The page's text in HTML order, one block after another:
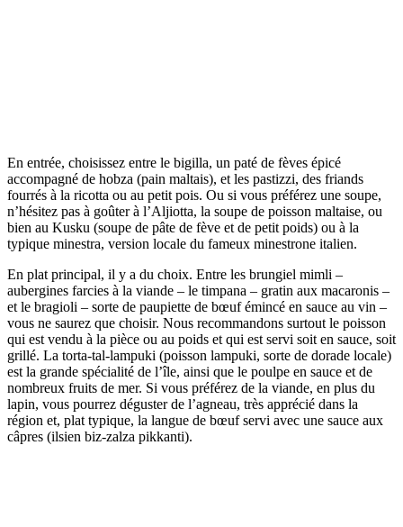
En entrée, choisissez entre le bigilla, un paté de fèves épicé
accompagné de hobza (pain maltais), et les pastizzi, des friands
fourrés à la ricotta ou au petit pois. Ou si vous préférez une soupe,
n’hésitez pas à goûter à l’Aljiotta, la soupe de poisson maltaise, ou
bien au Kusku (soupe de pâte de fève et de petit poids) ou à la
typique minestra, version locale du fameux minestrone italien.
En plat principal, il y a du choix. Entre les brungiel mimli –
aubergines farcies à la viande – le timpana – gratin aux macaronis –
et le bragioli – sorte de paupiette de bœuf émincé en sauce au vin –
vous ne saurez que choisir. Nous recommandons surtout le poisson
qui est vendu à la pièce ou au poids et qui est servi soit en sauce, soit
grillé. La torta-tal-lampuki (poisson lampuki, sorte de dorade locale)
est la grande spécialité de l’île, ainsi que le poulpe en sauce et de
nombreux fruits de mer. Si vous préférez de la viande, en plus du
lapin, vous pourrez déguster de l’agneau, très apprécié dans la
région et, plat typique, la langue de bœuf servi avec une sauce aux
câpres (ilsien biz-zalza pikkanti).